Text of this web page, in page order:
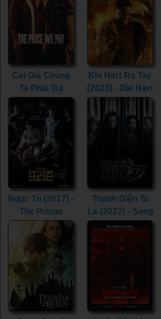
Cái Giá Chúng
Ta Phải Trả
Price We Pay
(2023)
Khi Hart Ra Tay
(2023) - Die Hart
Ngục Tù (2017) -
The Prison
(2017)
Thanh Diện Tu
La (2022) - Song
of the
Assassins
(2022)